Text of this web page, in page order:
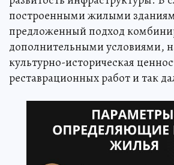
построенными жилыми
предложенный подход
дополнительными условиями,
культурно-историческая
реставрационных работ и так